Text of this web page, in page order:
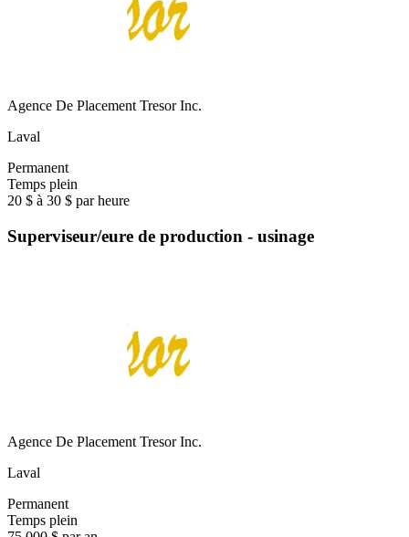
Agence De Placement Tresor Inc.
Laval
Permanent
Temps plein
20 $ à 30 $ par heure
Superviseur/eure de production - usinage
Agence De Placement Tresor Inc.
Laval
Permanent
Temps plein